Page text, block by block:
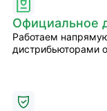
Официальное
Работаем
дистрибьюторами